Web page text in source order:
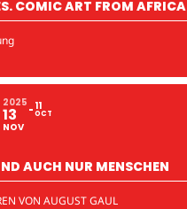
COMIC ART FROM AFRICA
2025
13
NOV
11
OCT
AUCH NUR MENSCHEN
VON AUGUST GAUL